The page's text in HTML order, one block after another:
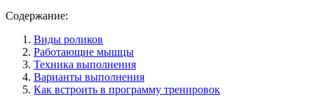
Содержание:
Виды роликов
Работающие мышцы
Техника выполнения
Варианты выполнения
Как встроить в программу тренировок